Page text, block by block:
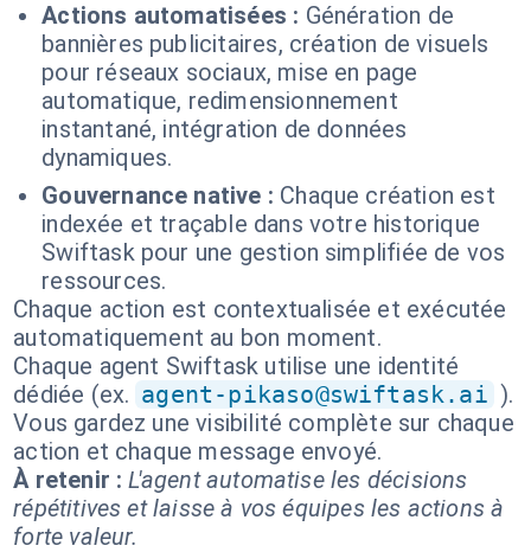
Actions automatisées : Génération de
bannières publicitaires, création de visuels
pour réseaux sociaux, mise en page
automatique, redimensionnement
instantané, intégration de données
dynamiques.
Gouvernance native : Chaque création est
indexée et traçable dans votre historique
Swiftask pour une gestion simplifiée de vos
ressources.
Chaque action est contextualisée et exécutée
automatiquement au bon moment.
Chaque agent Swiftask utilise une identité
dédiée (ex. agent-pikaso@swiftask.ai ).
Vous gardez une visibilité complète sur chaque
action et chaque message envoyé.
À retenir : L'agent automatise les décisions
répétitives et laisse à vos équipes les actions à
forte valeur.